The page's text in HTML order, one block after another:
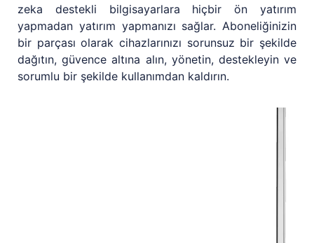
zeka destekli bilgisayarlara hiçbir ön yatırım
yapmadan yatırım yapmanızı sağlar. Aboneliğinizin
bir parçası olarak cihazlarınızı sorunsuz bir şekilde
dağıtın, güvence altına alın, yönetin, destekleyin ve
sorumlu bir şekilde kullanımdan kaldırın.